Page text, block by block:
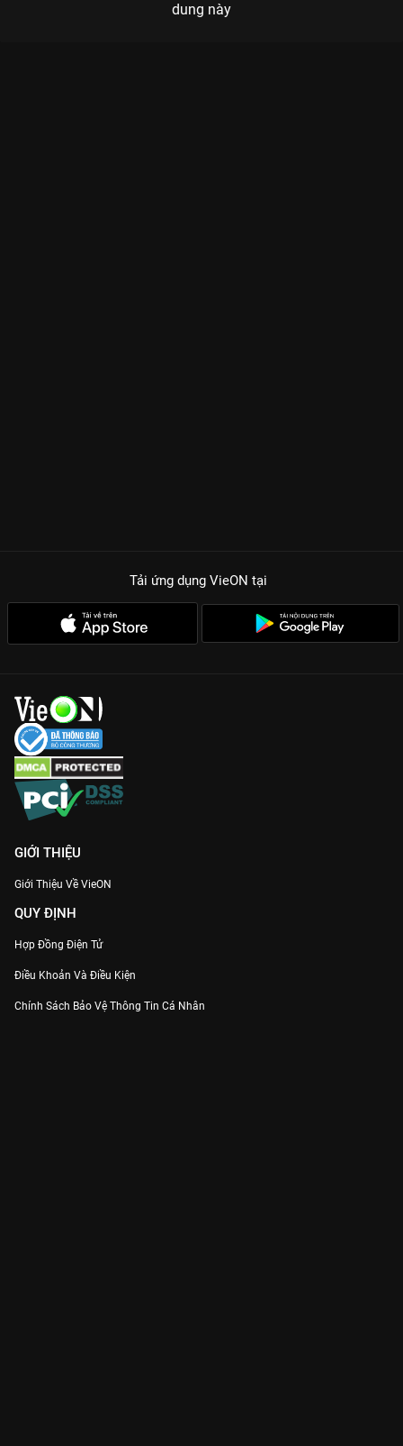
dung này
Tải ứng dụng VieON tại
GIỚI THIỆU
Giới Thiệu Về VieON
QUY ĐỊNH
Hợp Đồng Điện Tử
Điều Khoản Và Điều Kiện
Chính Sách Bảo Vệ Thông Tin Cá Nhân